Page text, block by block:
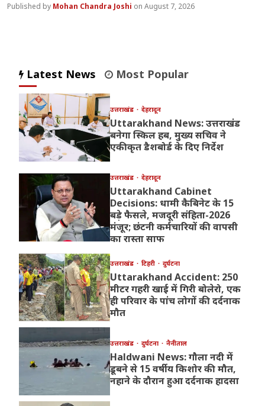
Mohan Chandra Joshi August 7, 2026
Latest News Most Popular
उत्तराखंड देहरादून
Uttarakhand News: उत्तराखंड
बनेगा स्किल हब, मुख्य सचिव ने
एकीकृत डैशबोर्ड के दिए निर्देश
उत्तराखंड देहरादून
Uttarakhand Cabinet
Decisions: धामी कैबिनेट के 15
बड़े फैसले, मजदूरी संहिता-2026
मंजूर; छंटनी कर्मचारियों की वापसी
का रास्ता साफ
उत्तराखंड टिहरी दुर्घटना
Uttarakhand Accident: 250
मीटर गहरी खाई में गिरी बोलेरो, एक
ही परिवार के पांच लोगों की दर्दनाक
मौत
उत्तराखंड दुर्घटना नैनीताल
Haldwani News: गौला नदी में
डूबने से 15 वर्षीय किशोर की मौत,
नहाने के दौरान हुआ दर्दनाक हादसा